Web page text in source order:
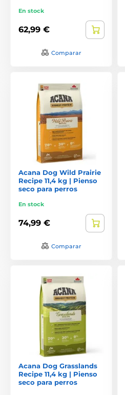
En stock
62,99 €
Comparar
Acana Dog Wild Prairie
Recipe 11,4 kg | Pienso
seco para perros
En stock
74,99 €
Comparar
Acana Dog Grasslands
Recipe 11,4 kg | Pienso
seco para perros